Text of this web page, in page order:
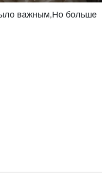
важным,Но больше